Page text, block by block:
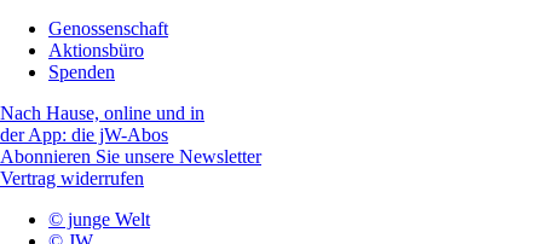
Genossenschaft
Aktionsbüro
Spenden
Nach Hause, online und in
der App: die jW-Abos
Abonnieren Sie unsere Newsletter
Vertrag widerrufen
© junge Welt